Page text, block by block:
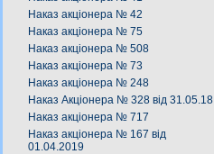
Наказ акціонера № 42
Наказ акціонера № 75
Наказ акціонера № 508
Наказ акціонера № 73
Наказ акціонера № 248
Наказ Акціонера № 328 від 31.05.18
Наказ акціонера № 717
Наказ акціонера № 167 від
01.04.2019